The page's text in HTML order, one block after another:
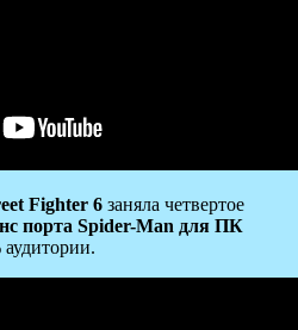
Fighter 6 заняла четвертое
порта Spider-Man для ПК